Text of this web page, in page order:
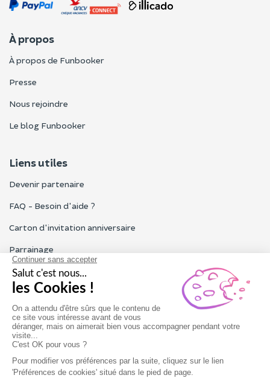
À propos
À propos de Funbooker
Presse
Nous rejoindre
Le blog Funbooker
Liens utiles
Devenir partenaire
FAQ - Besoin d'aide ?
Carton d'invitation anniversaire
Parrainage
Tous les avis Funbooker
Particuliers, entreprises, professionnels
Notre service client est ouvert du lundi au vendredi de 9h à 18h
Nous contacter